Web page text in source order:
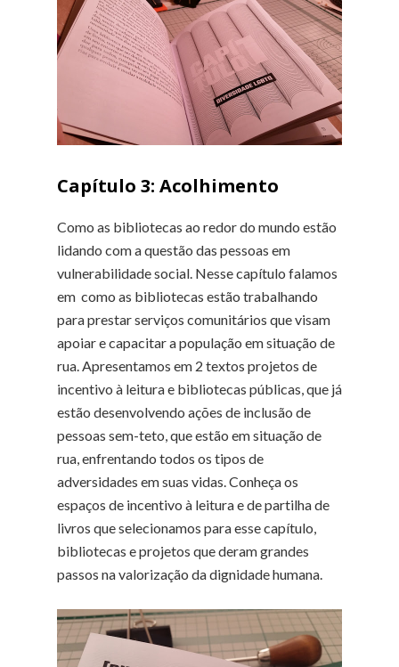
Capítulo 3: Acolhimento
Como as bibliotecas ao redor do mundo estão
lidando com a questão das pessoas em
vulnerabilidade social. Nesse capítulo falamos
em como as bibliotecas estão trabalhando
para prestar serviços comunitários que visam
apoiar e capacitar a população em situação de
rua. Apresentamos em 2 textos projetos de
incentivo à leitura e bibliotecas públicas, que já
estão desenvolvendo ações de inclusão de
pessoas sem-teto, que estão em situação de
rua, enfrentando todos os tipos de
adversidades em suas vidas. Conheça os
espaços de incentivo à leitura e de partilha de
livros que selecionamos para esse capítulo,
bibliotecas e projetos que deram grandes
passos na valorização da dignidade humana.